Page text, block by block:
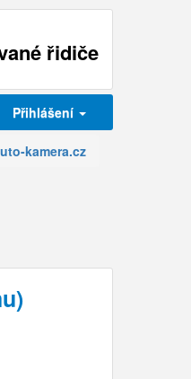
řidiče
Přihlášení
kamera.cz